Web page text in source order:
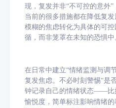
现，复发并非“不可控的意外
当前的很多措施都在降低复
模糊的焦虑转化为具体的可
循，而非笼罩在未知的恐惧中
在日常中建立“情绪监测与调
复发焦虑。不必时刻警惕“是
钟记录自己的情绪状态——比
愉悦度，简单标注影响情绪